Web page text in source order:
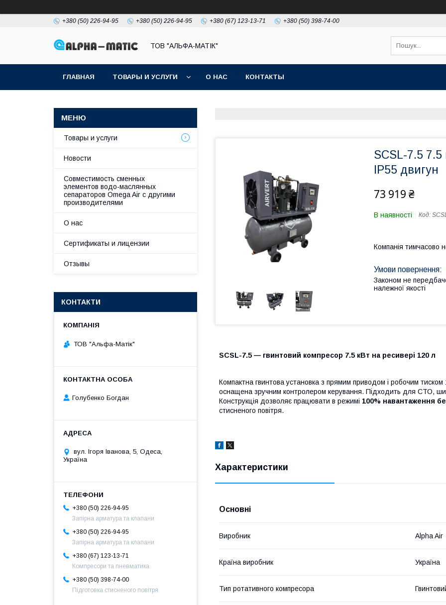
+380 (50) 226-94-95 +380 (50) 226-94-95 +380 (67) 123-13-71 +380 (50) 398-74-00
ТОВ "АЛЬФА-МАТІК"
ГЛАВНАЯ ТОВАРЫ И УСЛУГИ О НАС КОНТАКТЫ
SCSL-7.5
IP55 двигун
73 919 ₴
В наявності Код:
Компанія тимчасово
Законом не
належної якості
SCSL-7.5 — гвинтовий компресор 7.5 кВт на ресивері 120 л
Компактна гвинтова установка з прямим приводом і робочим тиском
оснащена зручним контролером керування. Підходить для СТО,
Конструкція дозволяє працювати в режимі 100% навантаження
стисненого повітря.
Характеристики
Основні
Виробник Alpha Air
Країна виробник Україна
Тип ротативного компресора
Товары и услуги
Новости
Совместимость сменных
элементов водо-маслянных
сепараторов Omega Air с другими
производителями
О нас
Сертификаты и лицензии
Отзывы
КОНТАКТИ
ТОВ "Альфа-Матік"
Голубенко Богдан
вул. Ігоря Іванова, 5, Одеса,
Україна
+380 (50) 226-94-95
Запірна арматура та клапани
+380 (50) 226-94-95
Запірна арматура та клапани
+380 (67) 123-13-71
Компресори та пневматика
+380 (50) 398-74-00
Підготовка стисненого повітря